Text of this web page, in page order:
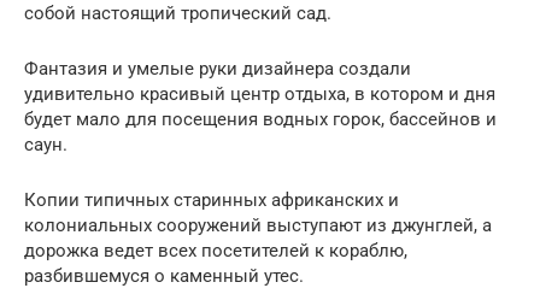
собой настоящий тропический сад.
Фантазия и умелые руки дизайнера создали
удивительно красивый центр отдыха, в котором и дня
будет мало для посещения водных горок, бассейнов и
саун.
Копии типичных старинных африканских и
колониальных сооружений выступают из джунглей, а
дорожка ведет всех посетителей к кораблю,
разбившемуся о каменный утес.